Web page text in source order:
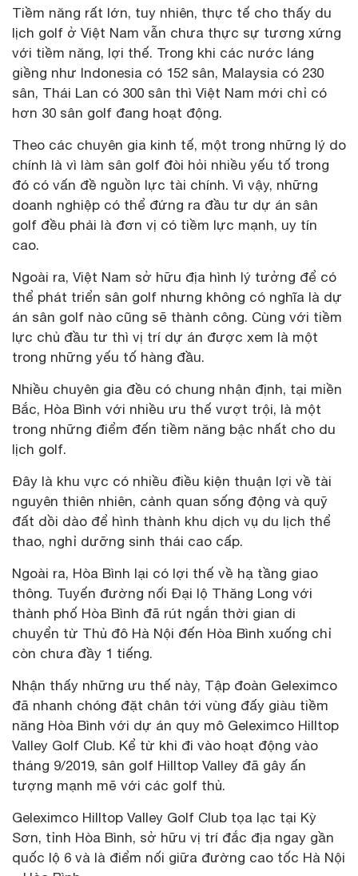
Tiềm năng rất lớn, tuy nhiên, thực tế cho thấy du
lịch golf ở Việt Nam vẫn chưa thực sự tương xứng
với tiềm năng, lợi thế. Trong khi các nước láng
giềng như Indonesia có 152 sân, Malaysia có 230
sân, Thái Lan có 300 sân thì Việt Nam mới chỉ có
hơn 30 sân golf đang hoạt động.
Theo các chuyên gia kinh tế, một trong những lý do
chính là vì làm sân golf đòi hỏi nhiều yếu tố trong
đó có vấn đề nguồn lực tài chính. Vì vậy, những
doanh nghiệp có thể đứng ra đầu tư dự án sân
golf đều phải là đơn vị có tiềm lực mạnh, uy tín
cao.
Ngoài ra, Việt Nam sở hữu địa hình lý tưởng để có
thể phát triển sân golf nhưng không có nghĩa là dự
án sân golf nào cũng sẽ thành công. Cùng với tiềm
lực chủ đầu tư thì vị trí dự án được xem là một
trong những yếu tố hàng đầu.
Nhiều chuyên gia đều có chung nhận định, tại miền
Bắc, Hòa Bình với nhiều ưu thế vượt trội, là một
trong những điểm đến tiềm năng bậc nhất cho du
lịch golf.
Đây là khu vực có nhiều điều kiện thuận lợi về tài
nguyên thiên nhiên, cảnh quan sống động và quỹ
đất dồi dào để hình thành khu dịch vụ du lịch thể
thao, nghỉ dưỡng sinh thái cao cấp.
Ngoài ra, Hòa Bình lại có lợi thế về hạ tầng giao
thông. Tuyến đường nối Đại lộ Thăng Long với
thành phố Hòa Bình đã rút ngắn thời gian di
chuyển từ Thủ đô Hà Nội đến Hòa Bình xuống chỉ
còn chưa đầy 1 tiếng.
Nhận thấy những ưu thế này, Tập đoàn Geleximco
đã nhanh chóng đặt chân tới vùng đấy giàu tiềm
năng Hòa Bình với dự án quy mô Geleximco Hilltop
Valley Golf Club. Kể từ khi đi vào hoạt động vào
tháng 9/2019, sân golf Hilltop Valley đã gây ấn
tượng mạnh mẽ với các golf thủ.
Geleximco Hilltop Valley Golf Club tọa lạc tại Kỳ
Sơn, tỉnh Hòa Bình, sở hữu vị trí đắc địa ngay gần
quốc lộ 6 và là điểm nối giữa đường cao tốc Hà Nội